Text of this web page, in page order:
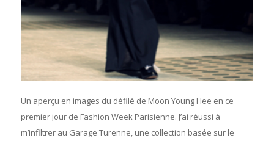
Un aperçu en images du défilé de Moon Young Hee en ce
premier jour de Fashion Week Parisienne. J’ai réussi à
m’infiltrer au Garage Turenne, une collection basée sur le